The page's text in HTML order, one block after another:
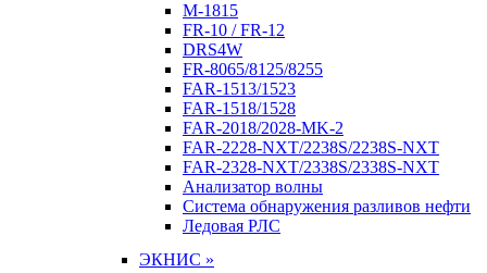
M-1815
FR-10 / FR-12
DRS4W
FR-8065/8125/8255
FAR-1513/1523
FAR-1518/1528
FAR-2018/2028-MK-2
FAR-2228-NXT/2238S/2238S-NXT
FAR-2328-NXT/2338S/2338S-NXT
Анализатор волны
Система обнаружения разливов нефти
Ледовая РЛС
ЭКНИС »